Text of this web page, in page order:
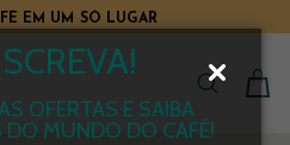
OFERTAS E SAIBA
DO MUNDO DO CAFÉ!
EM UM SÓ LUGAR